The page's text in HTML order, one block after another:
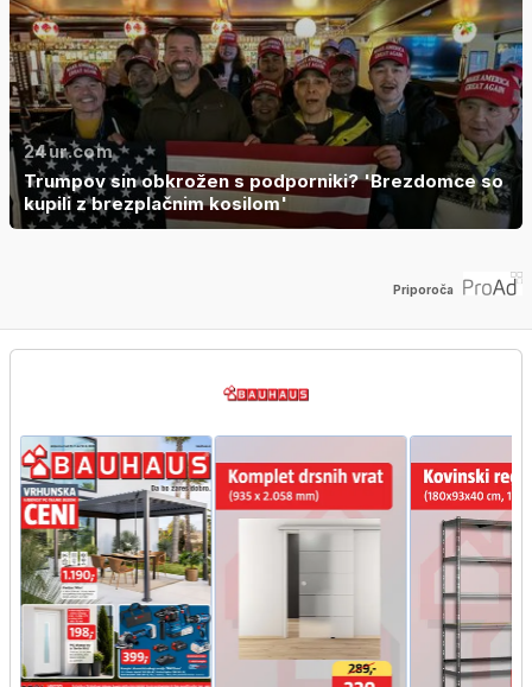
24ur.com
Trumpov sin obkrožen s podporniki? 'Brezdomce so
kupili z brezplačnim kosilom'
Priporoča